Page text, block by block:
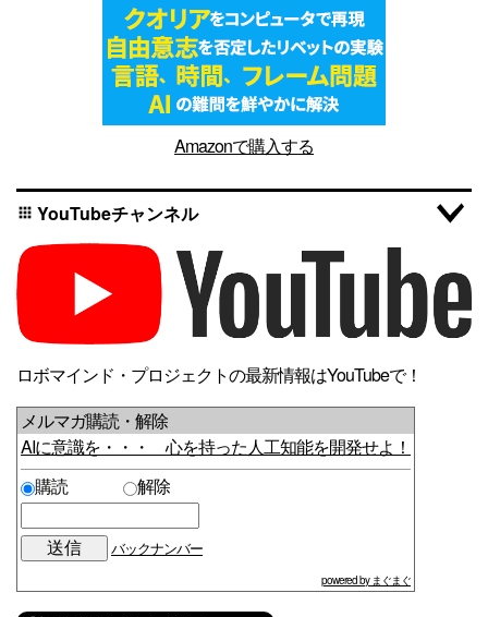
Amazonで購入する
apps YouTubeチャンネル
ロボマインド・プロジェクトの最新情報はYouTubeで！
メルマガ購読・解除
AIに意識を・・・ 心を持った人工知能を開発せよ！
購読
解除
バックナンバー
powered by まぐまぐ